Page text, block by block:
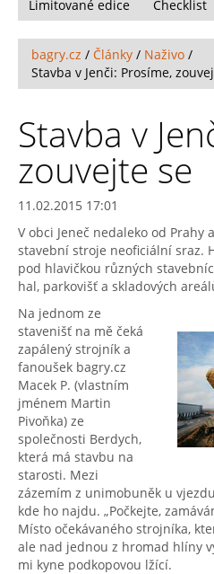
Limitované edice
Checklist
bagry.cz / Články / Naživo /
Stavba v Jenči: Prosíme,
Stavba v
zouvejte se
11.02.2015 17:01
V obci Jeneč nedaleko od
stavební stroje neoficiální sraz.
pod hlavičkou různých
hal, parkovišť a skladových
Na jednom ze
stavenišť na mě čeká
zapálený strojník a
fanoušek bagry.cz
Macek P. (vlastním
jménem Martin
Pivoňka) ze
společnosti Berdych,
která má stavbu na
starosti. Mezi
zázemím z unimobuněk u
kde ho najdu. „Počkejte,
Místo očekávaného strojníka,
ale nad jednou z hromad hlíny
mi kyne podkopovou lžící.